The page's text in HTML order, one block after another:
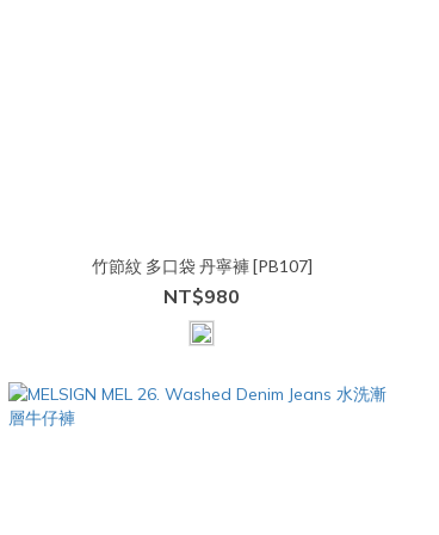
竹節紋 多口袋 丹寧褲 [PB107]
NT$980